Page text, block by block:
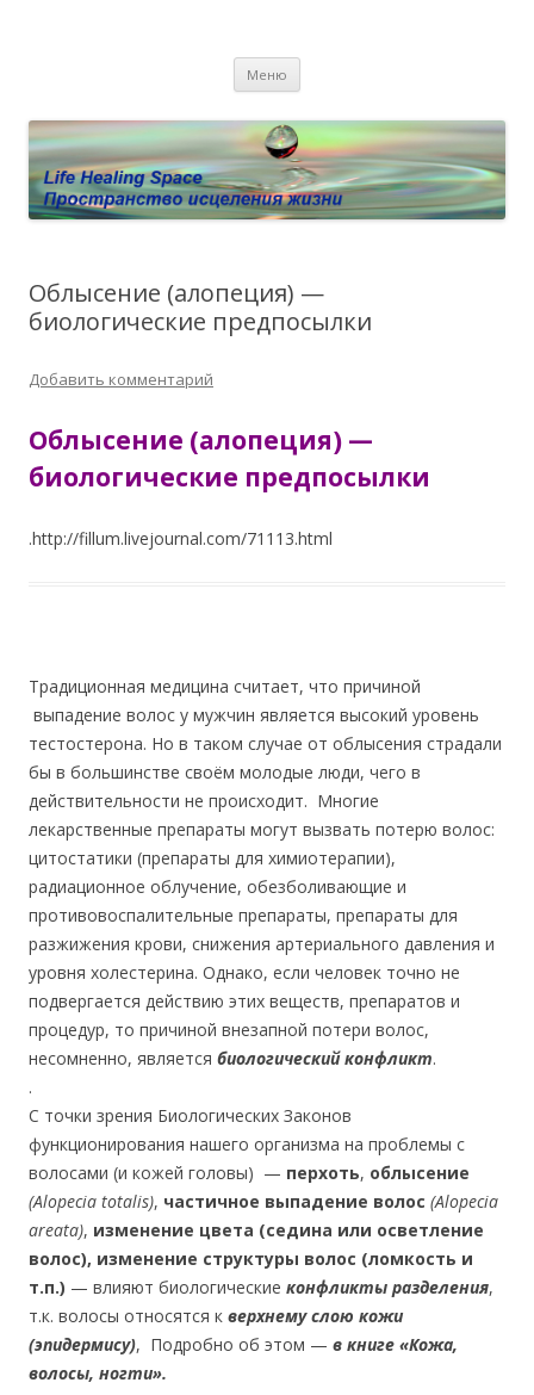
Личный сайт Елены Барымовой
исцелении воспоминанием и ренкарнационике. Услуги.
Меню
Облысение (алопеция) —
биологические предпосылки
Добавить комментарий
Облысение (алопеция) —
биологические предпосылки
.http://fillum.livejournal.com/71113.html
Традиционная медицина считает, что причиной
выпадение волос у мужчин является высокий уровень
тестостерона. Но в таком случае от облысения страдали
бы в большинстве своём молодые люди, чего в
действительности не происходит. Многие
лекарственные препараты могут вызвать потерю волос:
цитостатики (препараты для химиотерапии),
радиационное облучение, обезболивающие и
противовоспалительные препараты, препараты для
разжижения крови, снижения артериального давления и
уровня холестерина. Однако, если человек точно не
подвергается действию этих веществ, препаратов и
процедур, то причиной внезапной потери волос,
несомненно, является биологический конфликт.
.
С точки зрения Биологических Законов
функционирования нашего организма на проблемы с
волосами (и кожей головы) — перхоть, облысение
(Alopecia totalis), частичное выпадение волос (Alopecia
areata), изменение цвета (седина или осветление
волос), изменение структуры волос (ломкость и
т.п.) — влияют биологические конфликты разделения,
т.к. волосы относятся к верхнему слою кожи
(эпидермису), Подробно об этом — в книге «Кожа,
волосы, ногти».